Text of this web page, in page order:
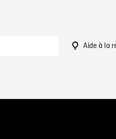
Aide à la